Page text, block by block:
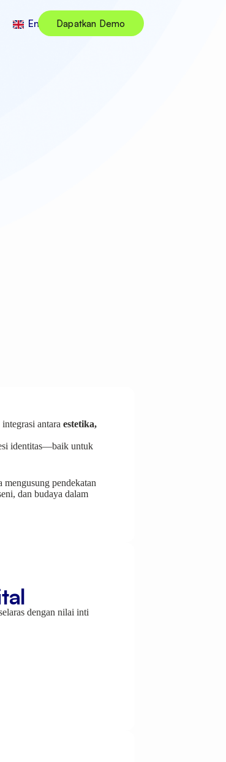
EnglishDapatkan Demo
antara estetika,
identitas—baik untuk
pendekatan
dan budaya dalam
dengan nilai inti